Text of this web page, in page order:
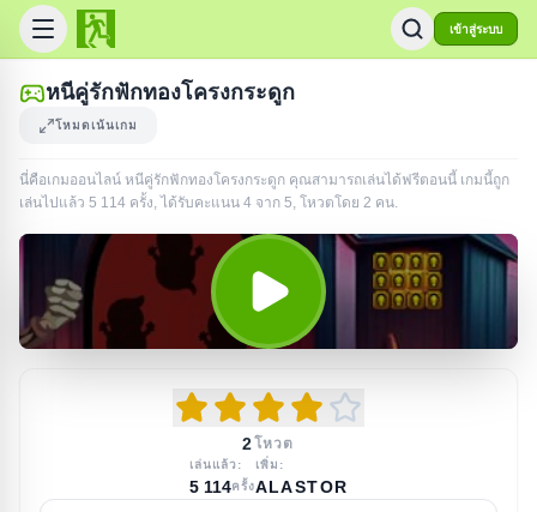
เข้าสู่ระบบ
หนีคู่รักฟักทองโครงกระดูก
โหมดเน้นเกม
นี่คือเกมออนไลน์ หนีคู่รักฟักทองโครงกระดูก คุณสามารถเล่นได้ฟรีตอนนี้ เกมนี้ถูก
เล่นไปแล้ว 5 114 ครั้ง, ได้รับคะแนน 4 จาก 5, โหวตโดย 2 คน.
2โหวต
เล่นแล้ว:
5 114ครั้ง
เพิ่ม:
ALASTOR